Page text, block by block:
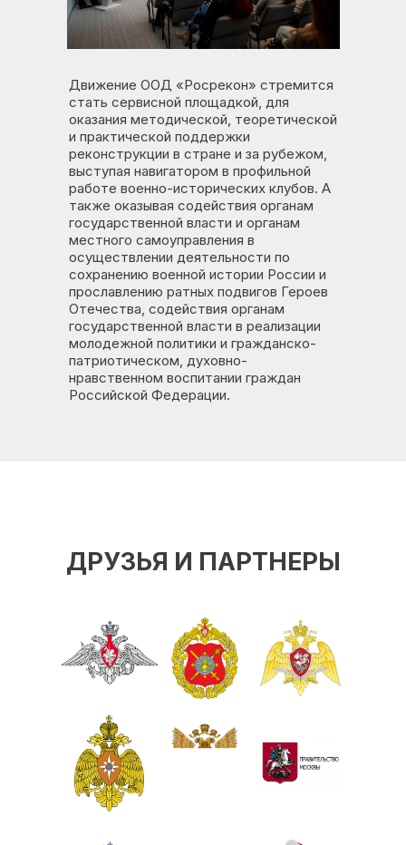
Движение ООД «Росрекон» стремится
стать сервисной площадкой, для
оказания методической, теоретической
и практической поддержки
реконструкции в стране и за рубежом,
выступая навигатором в профильной
работе военно-исторических клубов. А
также оказывая содействия органам
государственной власти и органам
местного самоуправления в
осуществлении деятельности по
сохранению военной истории России и
прославлению ратных подвигов Героев
Отечества, содействия органам
государственной власти в реализации
молодежной политики и гражданско-
патриотическом, духовно-
нравственном воспитании граждан
Российской Федерации.
ДРУЗЬЯ И ПАРТНЕРЫ